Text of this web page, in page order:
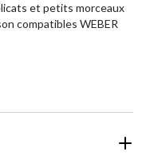
et petits morceaux
compatibles WEBER